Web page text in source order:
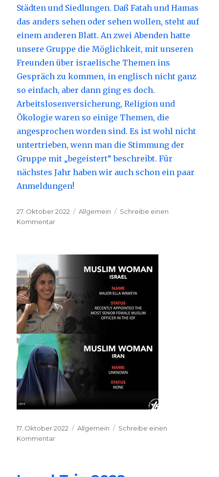
Städten und Siedlungen. Daß Fatah und Hamas
das anders sehen oder sehen wollen, steht auf
einem anderen Blatt. An zwei Abenden hatte
unsere Gruppe die Möglichkeit, mit unseren
Freunden über israelische Themen ins
Gespräch zu kommen, in englisch nicht ganz
so einfach, aber dann ging es doch.
Arbeitslosenversicherung, Religion und
Ökologie waren so einige Themen, die
angesprochen worden sind. Es ist wohl nicht
untertrieben, wenn man die Stimmung der
Gruppe mit „begeistert“ beschreibt. Für
nächstes Jahr haben wir auch schon ein paar
Anmeldungen!
Veröffentlicht
am
27. Oktober 2022 Kategorien
Allgemein
Schreibe einen
Kommentar
TRIP
Veröffentlicht
am
17. Oktober 2022 Kategorien
Allgemein
Schreibe einen
Kommentar